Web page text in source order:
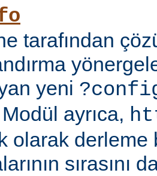
tarafından
yeni
ayrıca,
olarak derleme
sırasını